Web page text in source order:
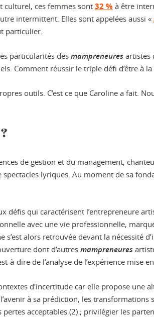
culturel, ces femmes sont 32 % à être
intermittent. Elles sont appelées aussi «
particulier.
particularités des mampreneures artistes
Comment réussir le triple défi d’être à
outils. C’est ce que Caroline a fait.
de gestion et du management,
lyriques. Au moment de sa
défis qui caractérisent l’entrepreneure
avec une vie professionnelle,
s’est alors retrouvée devant la
dont d’autres mampreneures
à-dire de l’analyse de l’expérience mise
d’incertitude car elle propose
à sa prédiction, les
acceptables (2) ; privilégier les